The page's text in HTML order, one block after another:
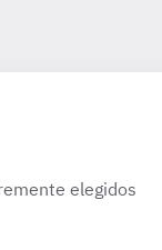
elegidos